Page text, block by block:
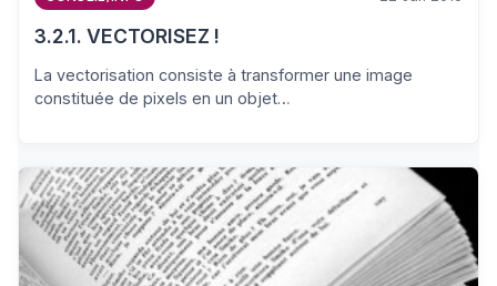
3.2.1. VECTORISEZ !
La vectorisation consiste à transformer une image
constituée de pixels en un objet…